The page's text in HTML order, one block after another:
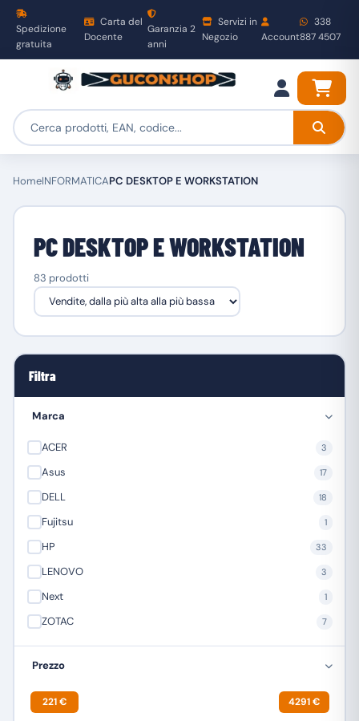
Spedizione
gratuita
Carta del
Docente
Garanzia 2
anni
Servizi in
Negozio
Account
338
887 4507
HomeINFORMATICAPC DESKTOP E WORKSTATION
PC DESKTOP E WORKSTATION
83 prodotti
Filtra
Marca
ACER 3
Asus 17
DELL 18
Fujitsu 1
HP 33
LENOVO 3
Next 1
ZOTAC 7
Prezzo
221 € 4291 €